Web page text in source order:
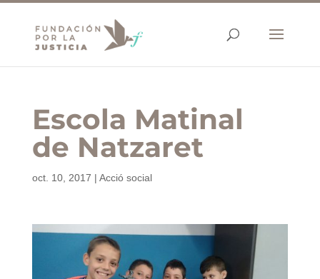
Escola Matinal
de Natzaret
oct. 10, 2017 | Acció social